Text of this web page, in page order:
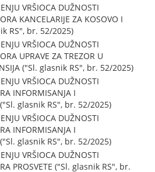
VRŠIOCA DUŽNOSTI
KANCELARIJE ZA KOSOVO I
RS", br. 52/2025)
VRŠIOCA DUŽNOSTI
UPRAVE ZA TREZOR U
("Sl. glasnik RS", br. 52/2025)
VRŠIOCA DUŽNOSTI
INFORMISANJA I
("Sl. glasnik RS", br. 52/2025)
VRŠIOCA DUŽNOSTI
INFORMISANJA I
("Sl. glasnik RS", br. 52/2025)
VRŠIOCA DUŽNOSTI
PROSVETE ("Sl. glasnik RS", br.